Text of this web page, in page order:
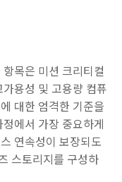
목은 미션 크리티컬
용성 및 고용량 컴퓨
대한 엄격한 기준을
에서 가장 중요하게
연속성이 보장되도
스토리지를 구성하